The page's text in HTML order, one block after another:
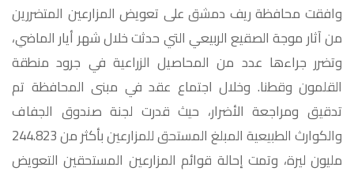
وافقت محافظة ريف دمشق على تعويض المزارعين المتضررين
من آثار موجة الصقيع الربيعي التي حدثت خلال شهر أيار الماضي،
وتضرر جراءها عدد من المحاصيل الزراعية في جرود منطقة
القلمون وقطنا. وخلال اجتماع عقد في مبنى المحافظة تم
تدقيق ومراجعة الأضرار، حيث قدرت لجنة صندوق الجفاف
والكوارث الطبيعية المبلغ المستحق للمزارعين بأكثر من 244.823
مليون ليرة، وتمت إحالة قوائم المزارعين المستحقين التعويض